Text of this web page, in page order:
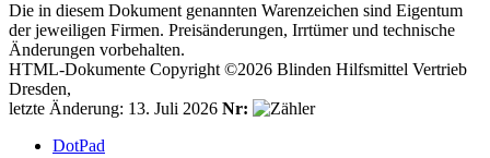
Die in diesem Dokument genannten Warenzeichen sind Eigentum
der jeweiligen Firmen. Preisänderungen, Irrtümer und technische
Änderungen vorbehalten.
HTML-Dokumente Copyright ©2026 Blinden Hilfsmittel Vertrieb
Dresden,
letzte Änderung: 13. Juli 2026 Nr:
DotPad